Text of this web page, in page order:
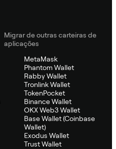
Migrar de outras carteiras de
aplicações
MetaMask
Phantom Wallet
Rabby Wallet
Tronlink Wallet
TokenPocket
Binance Wallet
OKX Web3 Wallet
Base Wallet (Coinbase
Wallet)
Exodus Wallet
Trust Wallet